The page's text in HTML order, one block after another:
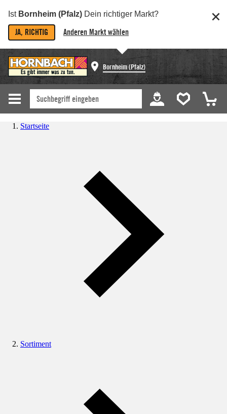
Ist Bornheim (Pfalz) Dein richtiger Markt?
JA, RICHTIG Anderen Markt wählen
Bornheim (Pfalz)
Startseite
Sortiment